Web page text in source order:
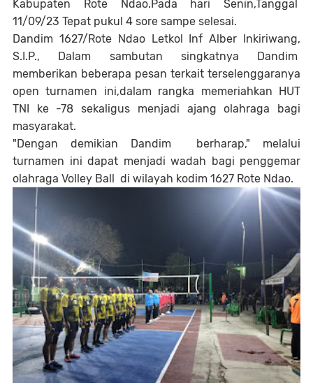
Kabupaten Rote Ndao.Pada hari Senin,Tanggal
11/09/23 Tepat pukul 4 sore sampe selesai.
Dandim 1627/Rote Ndao Letkol Inf Alber Inkiriwang,
S.I.P., Dalam sambutan singkatnya Dandim
memberikan beberapa pesan terkait terselenggaranya
open turnamen ini,dalam rangka memeriahkan HUT
TNI ke -78 sekaligus menjadi ajang olahraga bagi
masyarakat.
"Dengan demikian Dandim berharap," melalui
turnamen ini dapat menjadi wadah bagi penggemar
olahraga Volley Ball di wilayah kodim 1627 Rote Ndao.